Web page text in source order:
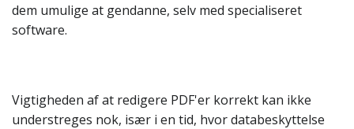
dem umulige at gendanne, selv med specialiseret
software.
Vigtigheden af at redigere PDF'er korrekt kan ikke
understreges nok, især i en tid, hvor databeskyttelse